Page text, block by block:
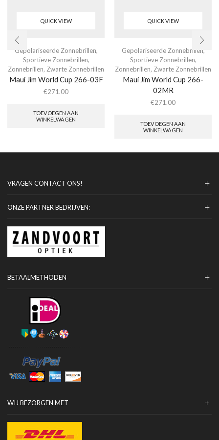
QUICK VIEW
Gepolariseerde Zonnebrillen,
Sportieve Zonnebrillen,
Zonnebrillen, Zwarte Zonnebrillen
Maui Jim World Cup 266-03F
€271.00
TOEVOEGEN AAN
WINKELWAGEN
QUICK VIEW
Gepolariseerde Zonnebrillen,
Sportieve Zonnebrillen,
Zonnebrillen, Zwarte Zonnebrillen
Maui Jim World Cup 266-
02MR
€271.00
TOEVOEGEN AAN
WINKELWAGEN
VRAGEN CONTACT ONS!
ONZE PARTNER BEDRIJVEN:
BETAALMETHODEN
WIJ BEZORGEN MET